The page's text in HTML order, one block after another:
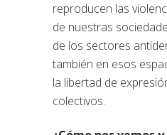
reproducen las
de nuestras
de los sectores
también en esos
la libertad de
colectivos.